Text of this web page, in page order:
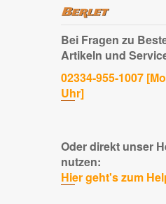
Bei Fragen zu
Artikeln und
02334-955-1007
Uhr]
Oder direkt unser
nutzen:
Hier geht's zum